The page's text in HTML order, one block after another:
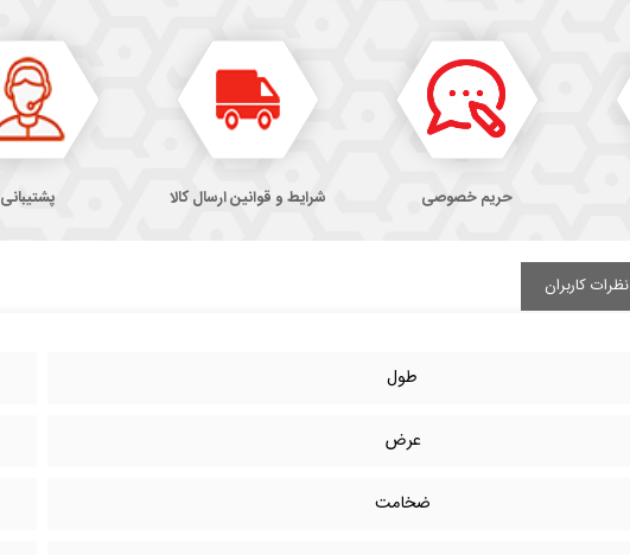
حریم خصوصی شرایط و قوانین ارسال کالا پشتیبانی
نظرات کاربران
طول
عرض
ضخامت